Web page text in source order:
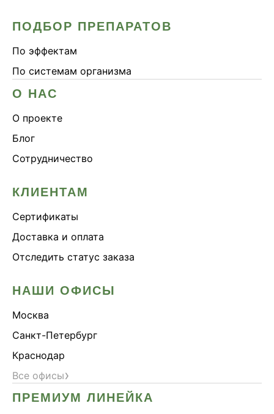
ПОДБОР ПРЕПАРАТОВ
По эффектам
По системам организма
О НАС
О проекте
Блог
Сотрудничество
КЛИЕНТАМ
Сертификаты
Доставка и оплата
Отследить статус заказа
НАШИ ОФИСЫ
Москва
Санкт-Петербург
Краснодар
Все офисы›
ПРЕМИУМ ЛИНЕЙКА